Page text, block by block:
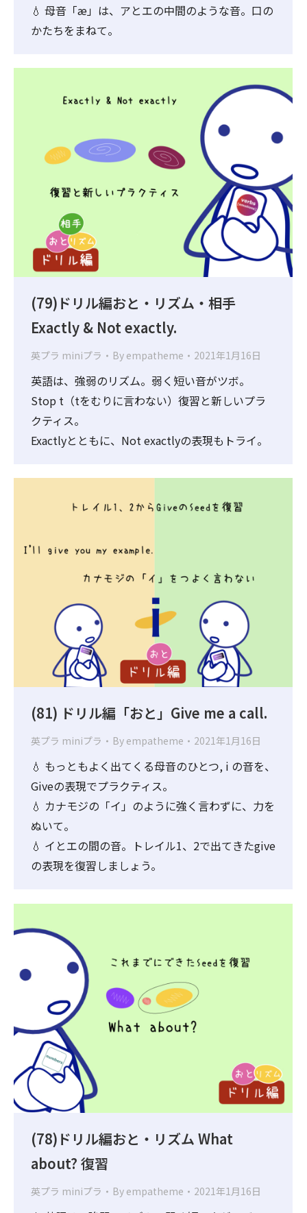
💧 母音「æ」は、アとエの中間のような音。口の
かたちをまねて。
(79)ドリル編おと・リズム・相手
Exactly & Not exactly.
英プラ miniプラ By empatheme 2021年1月16日
英語は、強弱のリズム。弱く短い音がツボ。
Stop t（tをむりに言わない）復習と新しいプラ
クティス。
Exactlyとともに、Not exactlyの表現もトライ。
(81) ドリル編「おと」Give me a call.
英プラ miniプラ By empatheme 2021年1月16日
💧 もっともよく出てくる母音のひとつ, i の音を、
Giveの表現でプラクティス。
💧 カナモジの「イ」のように強く言わずに、力を
ぬいて。
💧 イとエの間の音。トレイル1、2で出てきたgive
の表現を復習しましょう。
(78)ドリル編おと・リズム What
about? 復習
英プラ miniプラ By empatheme 2021年1月16日